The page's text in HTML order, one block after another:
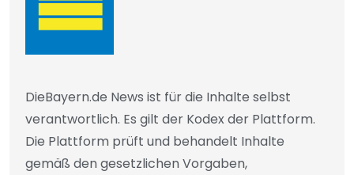
DieBayern.de News ist für die Inhalte selbst
verantwortlich. Es gilt der Kodex der Plattform.
Die Plattform prüft und behandelt Inhalte
gemäß den gesetzlichen Vorgaben,